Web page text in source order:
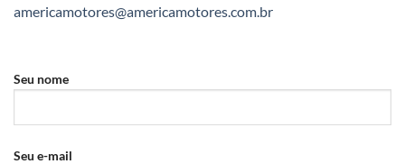
americamotores@americamotores.com.br
Seu nome
Seu e-mail